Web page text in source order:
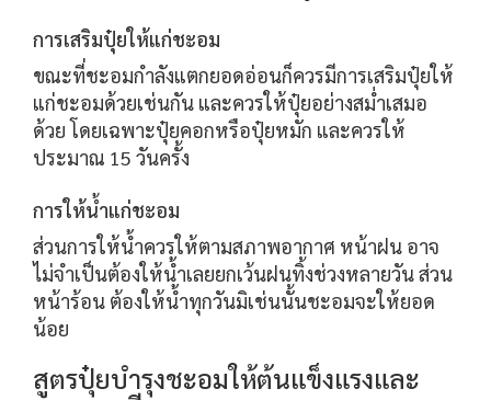
การเสริมปุ๋ยให้แก่ชะอม
ขณะที่ชะอมกำลังแตกยอดอ่อนก็ควรมีการเสริมปุ๋ยให้
แก่ชะอมด้วยเช่นกัน และควรให้ปุ๋ยอย่างสม่ำเสมอ
ด้วย โดยเฉพาะปุ๋ยคอกหรือปุ๋ยหมัก และควรให้
ประมาณ 15 วันครั้ง
การให้น้ำแก่ชะอม
ส่วนการให้น้ำควรให้ตามสภาพอากาศ หน้าฝน อาจ
ไม่จำเป็นต้องให้น้ำเลยยกเว้นฝนทิ้งช่วงหลายวัน ส่วน
หน้าร้อน ต้องให้น้ำทุกวันมิเช่นนั้นชะอมจะให้ยอด
น้อย
สูตรปุ๋ยบำรุงชะอมให้ต้นแข็งแรงและ